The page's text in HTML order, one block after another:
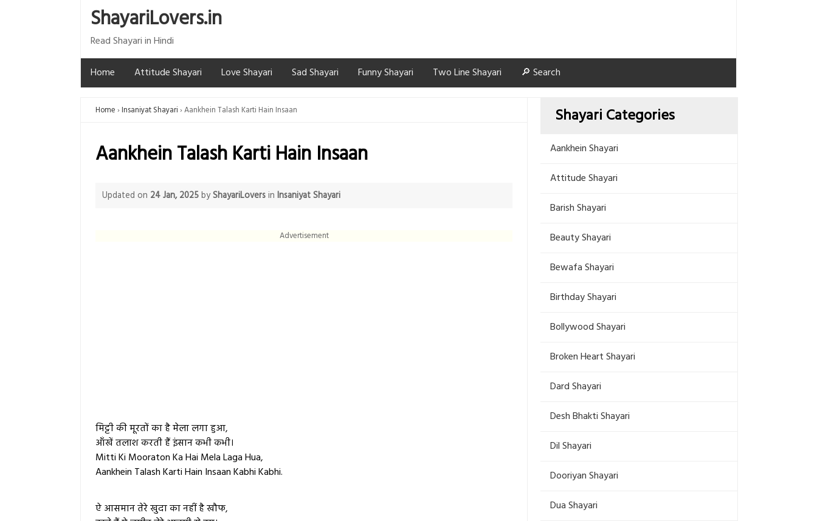
ShayariLovers.in
Read Shayari in Hindi
Home
Attitude Shayari Love Shayari Sad Shayari Funny Shayari Two Line Shayari 🔎 Search
Home Insaniyat Shayari Aankhein Talash Karti Hain Insaan
Aankhein Talash Karti Hain Insaan
Updated on 24 Jan, 2025byShayariLoversin Insaniyat Shayari
Advertisement
मिट्टी की मूरतों का है मेला लगा हुआ,
आँखें तलाश करती हैं इंसान कभी कभी।
Mitti Ki Mooraton Ka Hai Mela Laga Hua,
Aankhein Talash Karti Hain Insaan Kabhi Kabhi.
ऐ आसमान तेरे खुदा का नहीं है खौफ,
Shayari Categories
Aankhein Shayari
Attitude Shayari
Barish Shayari
Beauty Shayari
Bewafa Shayari
Birthday Shayari
Bollywood Shayari
Broken Heart Shayari
Dard Shayari
Desh Bhakti Shayari
Dil Shayari
Dooriyan Shayari
Dua Shayari